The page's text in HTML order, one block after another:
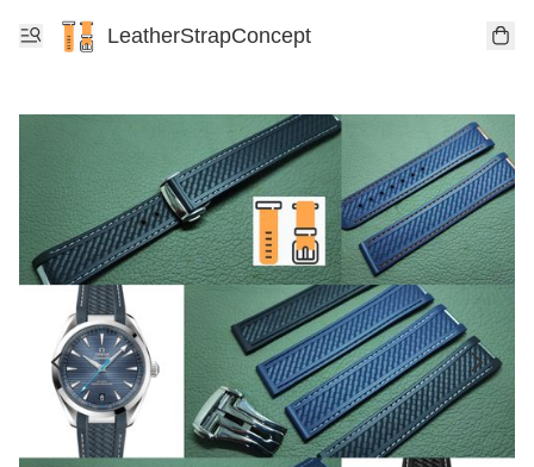
LeatherStrapConcept